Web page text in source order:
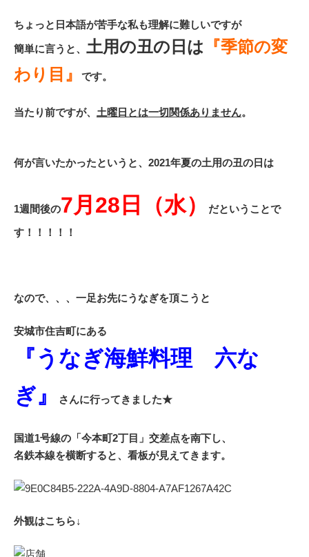
ちょっと日本語が苦手な私も理解に難しいですが
簡単に言うと、 土用の丑の日は 『季節の変
わり目』
です。
当たり前ですが、 土曜日とは一切関係ありません。
何が言いたかったというと、2021年夏の土用の丑の日は
1週間後の7月28日（水）
だということで
す！！！！！
なので、、、一足お先にうなぎを頂こうと
安城市住吉町にある
『うなぎ海鮮料理 六な
ぎ』
さんに行ってきました★
国道1号線の「今本町2丁目」交差点を南下し、
名鉄本線を横断すると、看板が見えてきます。
外観はこちら↓